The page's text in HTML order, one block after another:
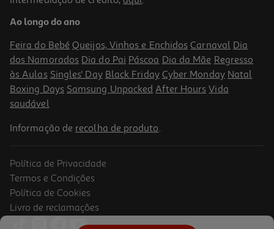
Bolsa Switch Raposa
19.99 €/un
19,99 €
Ao longo do ano
Feira do Bebé Queijos, Vinhos e Enchidos Carnaval Dia
dos Namorados Dia do Pai Páscoa Dia da Mãe Regresso
às Aulas Singles' Day Black Friday Cyber Monday Natal
Boxing Days Samsung Unpacked After Hours Vida
saudável
Informação de recolha de produto.
Política de Privacidade
Termos e Condições
Política de Cookies
Livro de reclamações